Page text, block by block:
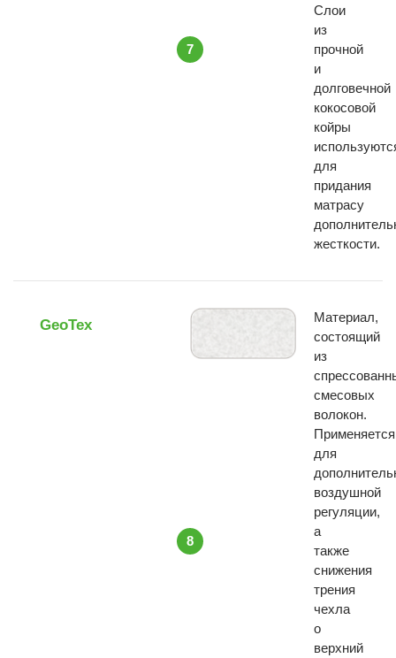
7
Слои
из
прочной
и
долговечной
кокосовой
койры
для
придания
матрасу
жесткости.
GeoTex
8
Материал,
состоящий
из
смесовых
волокон.
Применяется
для
воздушной
регуляции,
а
также
снижения
трения
чехла
о
верхний